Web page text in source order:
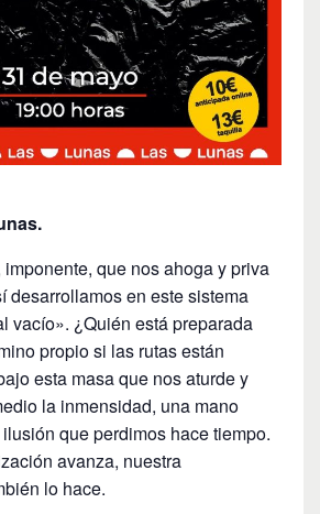
que nos ahoga y priva
desarrollamos en este sistema
vacío». ¿Quién está preparada
propio si las rutas están
esta masa que nos aturde y
la inmensidad, una mano
que perdimos hace tiempo.
avanza, nuestra
lo hace.